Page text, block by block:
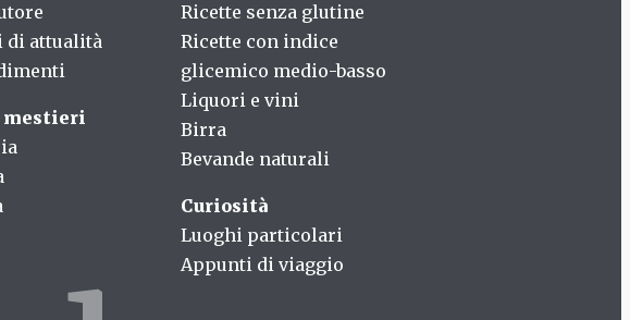
di attualità
mestieri
Ricette senza glutine
Ricette con indice
glicemico medio-basso
Liquori e vini
Birra
Bevande naturali
Curiosità
Luoghi particolari
Appunti di viaggio